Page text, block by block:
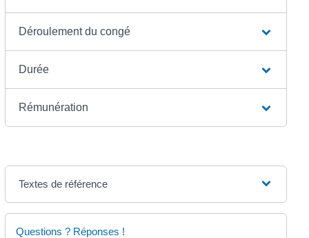
Déroulement du congé
Durée
Rémunération
Textes de référence
Questions ? Réponses !